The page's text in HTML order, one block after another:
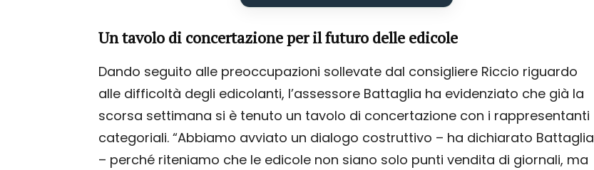
Un tavolo di concertazione per il futuro delle edicole
Dando seguito alle preoccupazioni sollevate dal consigliere Riccio riguardo
alle difficoltà degli edicolanti, l’assessore Battaglia ha evidenziato che già la
scorsa settimana si è tenuto un tavolo di concertazione con i rappresentanti
categoriali. “Abbiamo avviato un dialogo costruttivo – ha dichiarato Battaglia
– perché riteniamo che le edicole non siano solo punti vendita di giornali, ma